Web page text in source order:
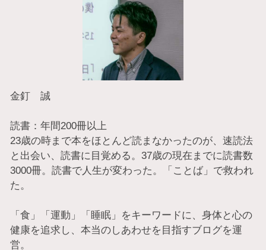
金釘 誠
読書：年間200冊以上
23歳の時まで本をほとんど読まなかったのが、速読法
と出会い、読書に目覚める。37歳の現在までに読書数
3000冊。読書で人生が変わった。「ことば」で救われ
た。
「食」「運動」「睡眠」をキーワードに、身体と心の
健康を追求し、本当のしあわせを目指すブログを運
営。